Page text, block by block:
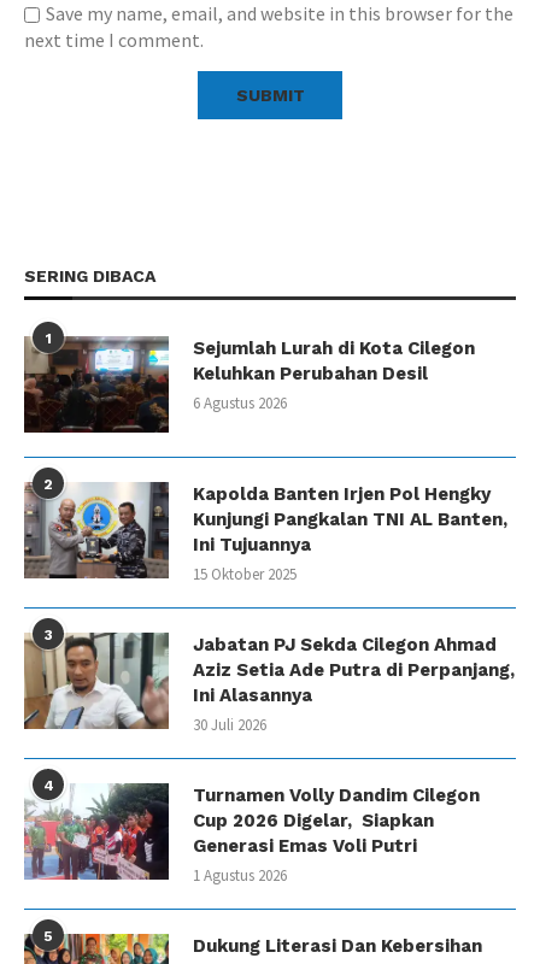
Save my name, email, and website in this browser for the
next time I comment.
SERING DIBACA
1
Sejumlah Lurah di Kota Cilegon
Keluhkan Perubahan Desil
6 Agustus 2026
2
Kapolda Banten Irjen Pol Hengky
Kunjungi Pangkalan TNI AL Banten,
Ini Tujuannya
15 Oktober 2025
3
Jabatan PJ Sekda Cilegon Ahmad
Aziz Setia Ade Putra di Perpanjang,
Ini Alasannya
30 Juli 2026
4
Turnamen Volly Dandim Cilegon
Cup 2026 Digelar, Siapkan
Generasi Emas Voli Putri
1 Agustus 2026
5
Dukung Literasi Dan Kebersihan